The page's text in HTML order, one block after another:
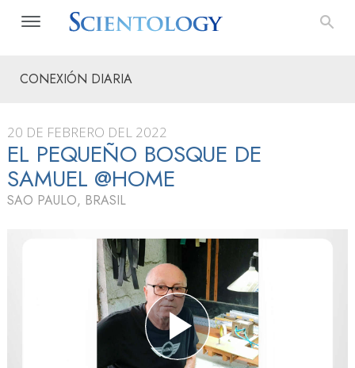
CONEXIÓN DIARIA
20 DE FEBRERO DEL 2022
EL PEQUEÑO BOSQUE DE
SAMUEL @HOME
SAO PAULO, BRASIL